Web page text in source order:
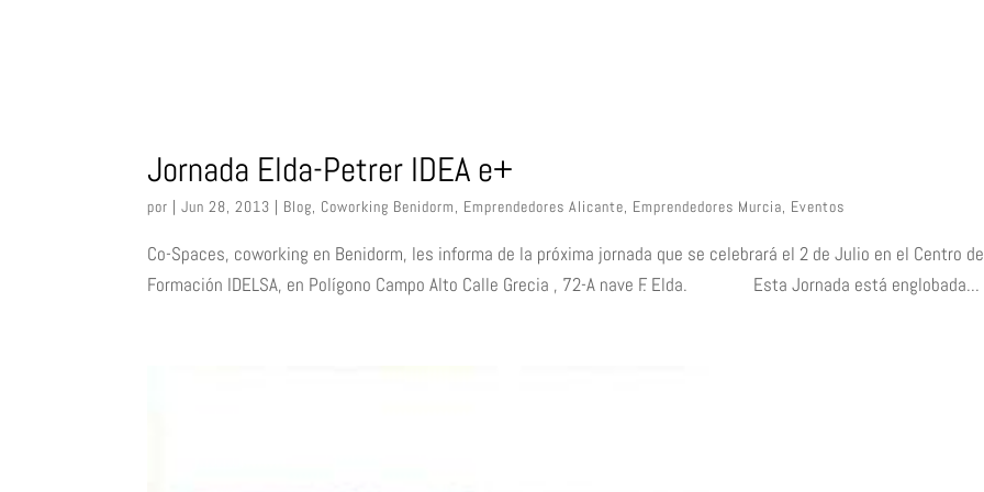
Jornada Elda-Petrer IDEA e+
por |Jun 28, 2013 | Blog, Coworking Benidorm, Emprendedores Alicante, Emprendedores Murcia, Eventos
Co-Spaces, coworking en Benidorm, les informa de la próxima jornada que se celebrará el 2 de Julio en el Centro de
Formación IDELSA, en Polígono Campo Alto Calle Grecia , 72-A nave F. Elda. Esta Jornada está englobada...